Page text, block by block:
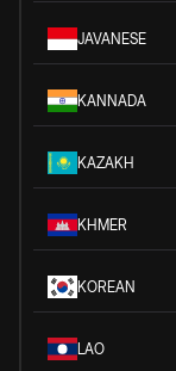
JAVANESE
KANNADA
KAZAKH
KHMER
KOREAN
LAO